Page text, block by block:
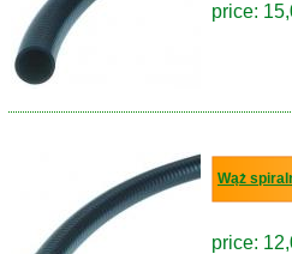
price:
Wąż
price: